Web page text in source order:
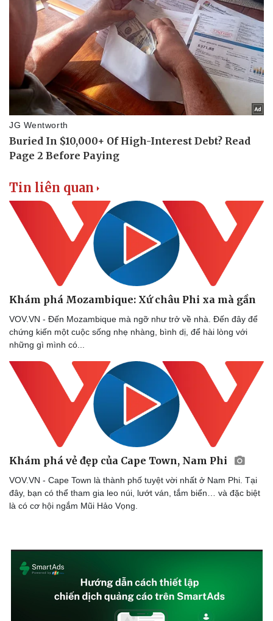
Thông tin doanh nghiệp
Doanh nghiệp 24h
Doanh nhân
Vì cộng đồng
Sành điệu
Tin Công nghệ
Trải nghiệm
Chuyển đổi số
Tin liên quan
Khám phá Mozambique: Xứ châu Phi xa mà gần
VOV.VN - Đến Mozambique mà ngỡ như trở về nhà. Đến đây để
chứng kiến một cuộc sống nhẹ nhàng, bình dị, để hài lòng với
những gì mình có...
Khám phá vẻ đẹp của Cape Town, Nam Phi
VOV.VN - Cape Town là thành phố tuyệt vời nhất ở Nam Phi. Tại
đây, bạn có thể tham gia leo núi, lướt ván, tắm biển… và đặc biệt
là có cơ hội ngắm Mũi Hảo Vọng.